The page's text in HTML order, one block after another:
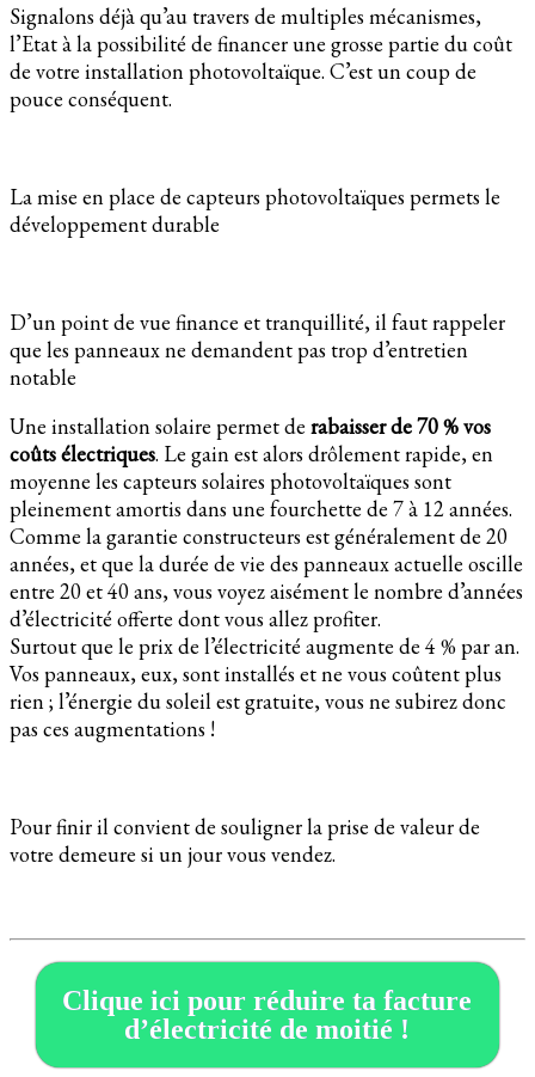
Signalons déjà qu’au travers de multiples mécanismes,
l’Etat à la possibilité de financer une grosse partie du coût
de votre installation photovoltaïque. C’est un coup de
pouce conséquent.
La mise en place de capteurs photovoltaïques permets le
développement durable
D’un point de vue finance et tranquillité, il faut rappeler
que les panneaux ne demandent pas trop d’entretien
notable
Une installation solaire permet de rabaisser de 70 % vos
coûts électriques. Le gain est alors drôlement rapide, en
moyenne les capteurs solaires photovoltaïques sont
pleinement amortis dans une fourchette de 7 à 12 années.
Comme la garantie constructeurs est généralement de 20
années, et que la durée de vie des panneaux actuelle oscille
entre 20 et 40 ans, vous voyez aisément le nombre d’années
d’électricité offerte dont vous allez profiter.
Surtout que le prix de l’électricité augmente de 4 % par an.
Vos panneaux, eux, sont installés et ne vous coûtent plus
rien ; l’énergie du soleil est gratuite, vous ne subirez donc
pas ces augmentations !
Pour finir il convient de souligner la prise de valeur de
votre demeure si un jour vous vendez.
Clique ici pour réduire ta facture
d’électricité de moitié !